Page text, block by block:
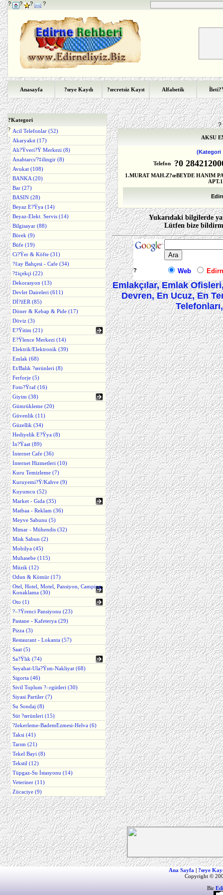
? ? ? ?
Anasayfa ?œye Kaydı ?œcretsiz Kayıt Alfabetik
?Kategori
? Acil Telefonlar (52)
Akaryakıt (17)
Alı?Ÿveri?Ÿ Merkezi (8)
Anahtarcı/?‡ilingir (8)
Avukat (108)
BANKA (20)
Bar (27)
BASIN (28)
Beyaz E?Ÿya (14)
Beyaz-Elekt. Servis (14)
Bilgisayar (88)
Börek (9)
Büfe (19)
Ci?Ÿer & Köfte (31)
?‡ay Bahçesi - Cafe (34)
?‡içekçi (22)
Dekorasyon (13)
Devlet Daireleri (611)
Dİ?žER (85)
Döner & Kebap & Pide (17)
Döviz (3)
E?Ÿitim (21)
E?Ÿlence Merkezi (14)
Elektrik/Elektronik (39)
Emlak (68)
Et/Balık ?œrünleri (8)
Ferforje (5)
Foto?Ÿraf (16)
Giyim (38)
Gümrükleme (20)
Güvenlik (11)
Güzellik (34)
Hediyelik E?Ÿya (8)
İn?Ÿaat (89)
İnternet Cafe (36)
İnternet Hizmetleri (10)
Kuru Temizleme (7)
Kuruyemi?Ÿ/Kahve (9)
Kuyumcu (52)
Market - Gıda (35)
Matbaa - Reklam (36)
Meyve Sabunu (5)
Mimar - Mühendis (32)
Misk Sabun (2)
Mobilya (45)
Muhasebe (115)
Müzik (12)
Odun & Kömür (17)
Otel, Hotel, Motel, Pansiyon, Camping,
Konaklama (30)
Oto (1)
?–?Ÿrenci Pansiyonu (23)
Pastane - Kafeterya (29)
Pizza (3)
Restaurant - Lokanta (57)
Saat (5)
Sa?Ÿlık (74)
Seyahat-Ula?Ÿım-Nakliyat (68)
Sigorta (46)
Sivil Toplum ?–rgütleri (30)
Siyasi Partiler (7)
Su Sondaj (8)
Süt ?œrünleri (15)
?žekerleme-BademEzmesi-Helva (6)
Taksi (41)
Tarım (21)
Tekel Bayi (8)
Tekstil (12)
Tüpgaz-Su İstasyonu (14)
Veteriner (11)
Zücaciye (9)
?
AKSU
(Kategori
Telefon
?0
1.MURAT MAH.Z?œBEYDE HANIM
Yukarıdaki bilgilerde
Lütfen bize
? Web
Emlakçılar, Emlak
Devren, En Ucuz, En
Ana Sayfa | ?œye
Copyright ©
Bir